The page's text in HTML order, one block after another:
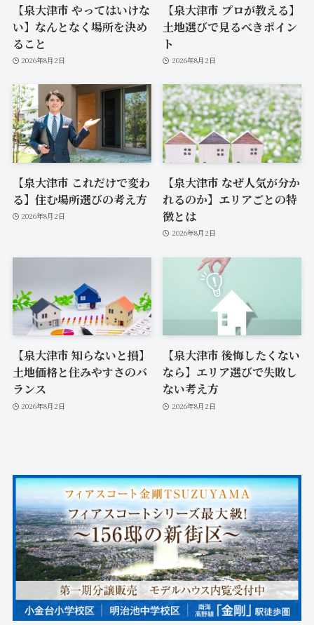
【泉大津市 やってはいけな
い】なんとなく場所を決め
ること
2026年8月2日
【泉大津市 プロが教える】
土地選びで見るべきポイン
ト
2026年8月2日
【泉大津市 これだけで変わ
る】住む場所選びの考え方
2026年8月2日
【泉大津市 なぜ人気が分か
れるのか】エリアごとの特
徴とは
2026年8月2日
【泉大津市 知らないと損】
土地価格と住みやすさのバ
ランス
2026年8月2日
【泉大津市 後悔したくない
なら】エリア選びで失敗し
ない考え方
2026年8月2日